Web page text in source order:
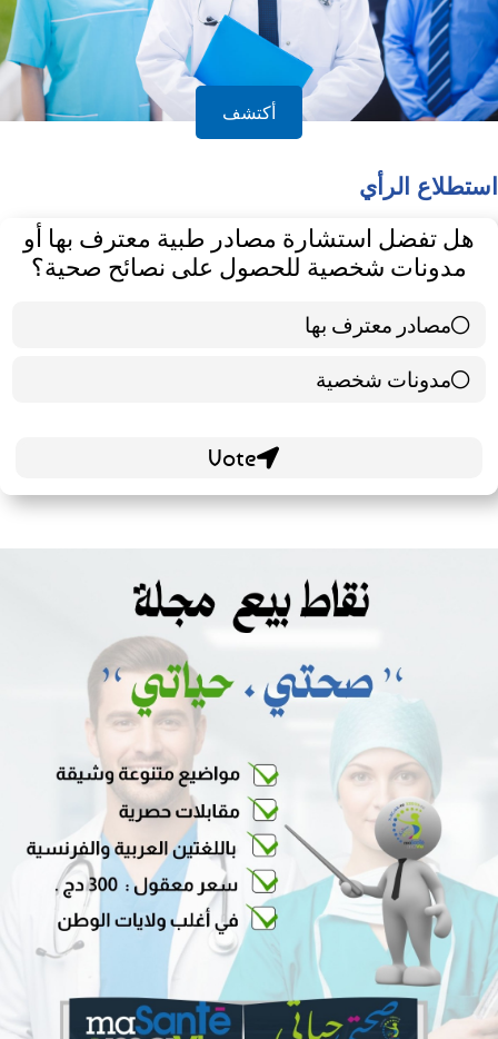
أكتشف
استطلاع الرأي
هل تفضل استشارة مصادر طبية معترف بها أو
مدونات شخصية للحصول على نصائح صحية؟
مصادر معترف بها
39 ( 65 % )
مدونات شخصية
21 ( 35 % )